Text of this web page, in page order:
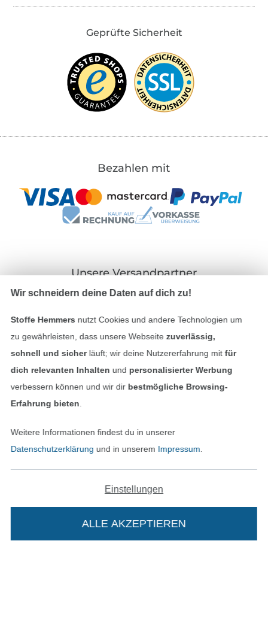
Geprüfte Sicherheit
Bezahlen mit
Unsere Versandpartner
Datenschutz
Kontakt
Bestellung widerrufen
In den deutschen Shop wechseln (aktuell
Wir schneidern deine Daten auf dich zu!
Stoffe Hemmers nutzt Cookies und andere Technologien um
zu gewährleisten, dass unsere Webseite zuverlässig,
schnell und sicherläuft; wir deine Nutzererfahrung mitfür
dich relevanten Inhalten und personalisierter Werbung
verbessern können und wir dir bestmögliche Browsing-
Erfahrung bieten
Weitere Informationen findest du in unserer
Datenschutzerklärung und in unserem Impressum
Einstellungen
ALLE AKZEPTIEREN